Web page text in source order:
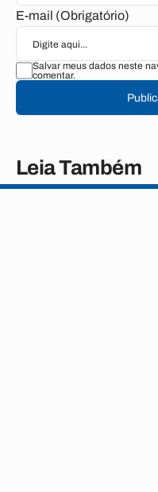
E-mail (Obrigatório)
Salvar meus dados neste
comentar.
Leia Também